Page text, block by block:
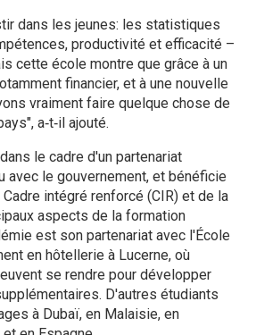
dans les jeunes: les statistiques
productivité et efficacité –
cette école montre que grâce à un
financier, et à une nouvelle
vraiment faire quelque chose de
a‑t‑il ajouté.
le cadre d'un partenariat
avec le gouvernement, et bénéficie
intégré renforcé (CIR) et de la
aspects de la formation
est son partenariat avec l'École
en hôtellerie à Lucerne, où
se rendre pour développer
D'autres étudiants
à Dubaï, en Malaisie, en